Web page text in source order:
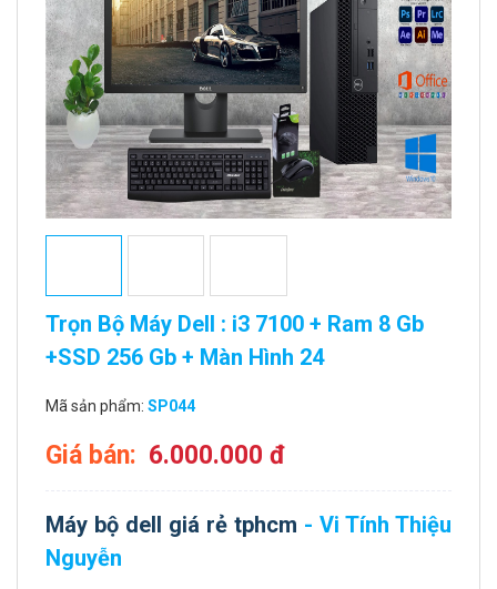
Trọn Bộ Máy Dell : i3 7100 + Ram 8 Gb
+SSD 256 Gb + Màn Hình 24
Mã sản phẩm: SP044
Giá bán: 6.000.000 đ
Máy bộ dell giá rẻ tphcm - Vi Tính Thiệu
Nguyễn